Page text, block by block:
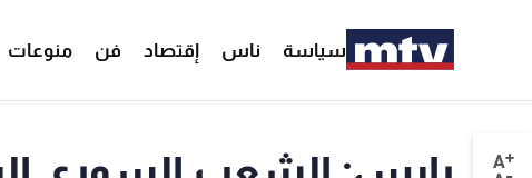
سياسة ناس إقتصاد فن منوعات
A+